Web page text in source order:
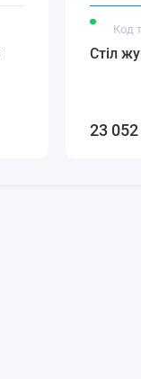
Код
Стіл
23 052